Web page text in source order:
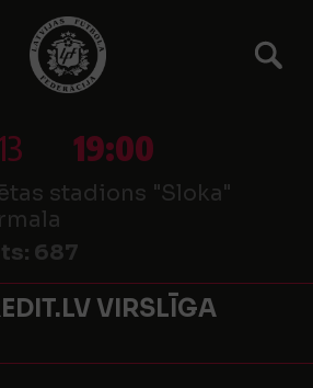
19:00
stadions "Sloka"
687
VIRSLĪGA